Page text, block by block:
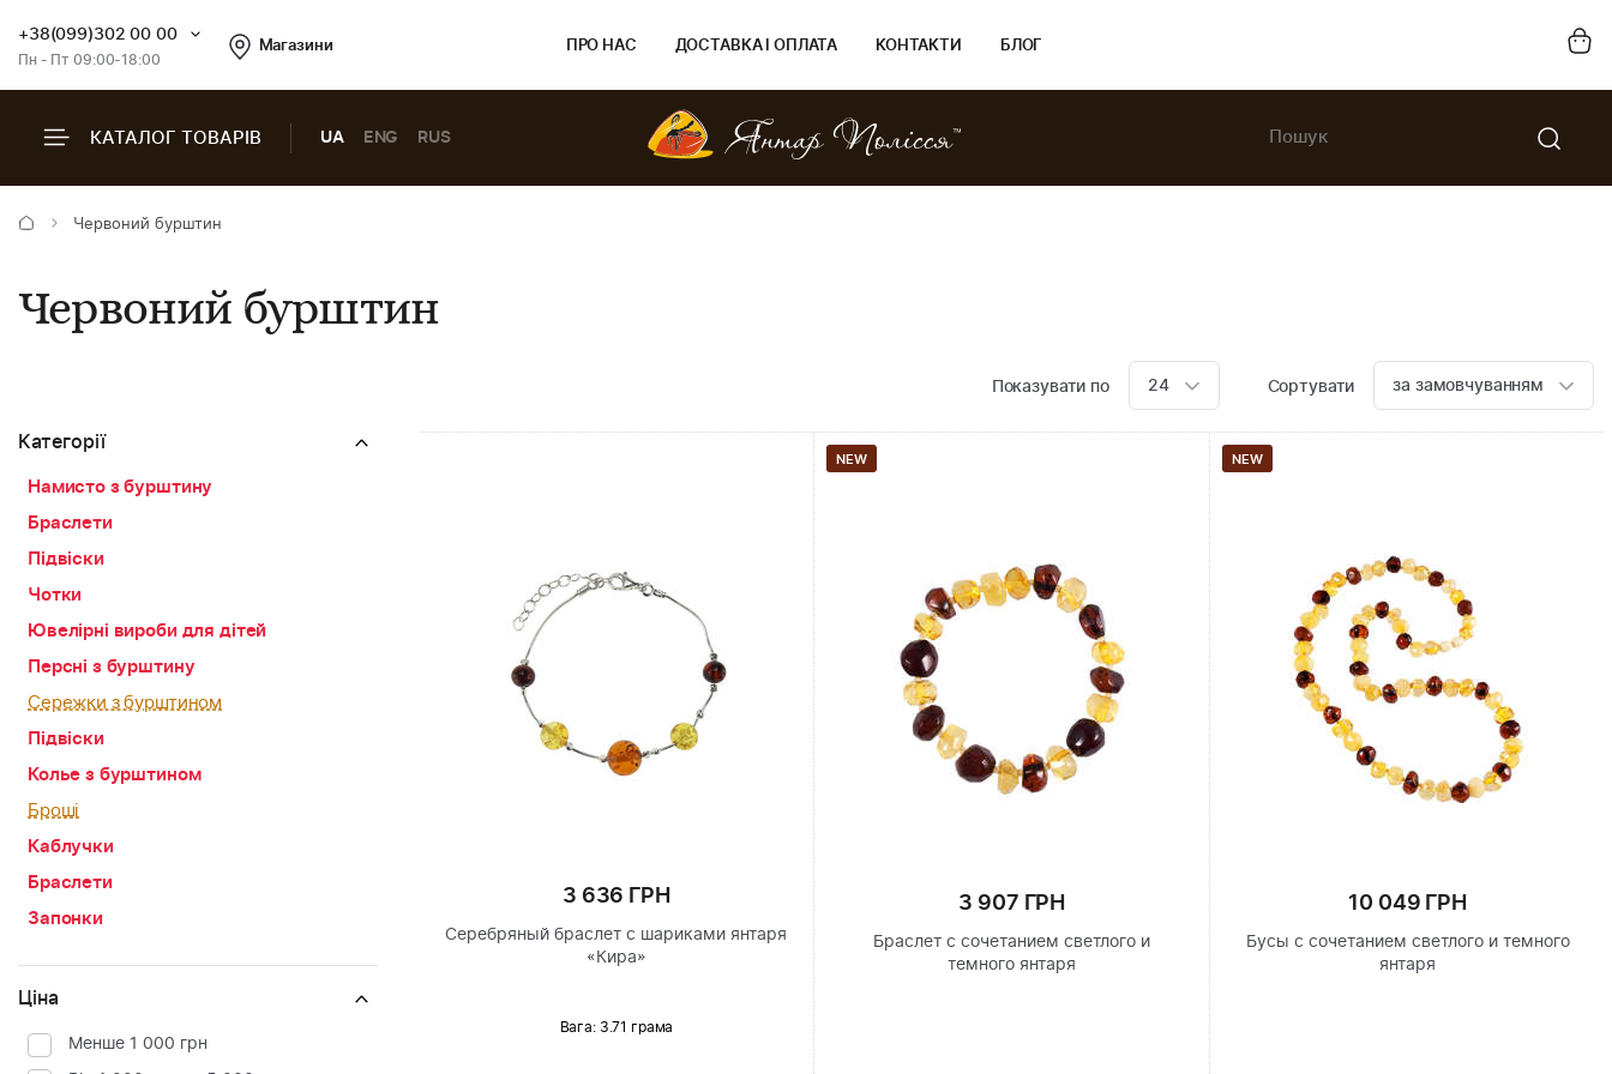
+38(099)302 00 00
Пн - Пт 09:00-18:00
Магазини ПРО НАС ДОСТАВКА І ОПЛАТА КОНТАКТИ БЛОГ
КАТАЛОГ ТОВАРІВ UA ENG RUS
Червоний бурштин
Червоний бурштин
Показувати по 24 Сортувати за замовчуванням
Категорії
Намисто з бурштину
Браслети
Підвіски
Чотки
Ювелірні вироби для дітей
Персні з бурштину
Сережки з бурштином
Підвіски
Колье з бурштином
Броші
Каблучки
Браслети
Запонки
Ціна
Менше 1 000 грн
3 636 ГРН
Серебряный браслет с шариками янтаря
«Кира»
Вага: 3.71 грама
NEW
3 907 ГРН
Браслет с сочетанием светлого и
темного янтаря
NEW
10 049 ГРН
Бусы с сочетанием светлого и темного
янтаря